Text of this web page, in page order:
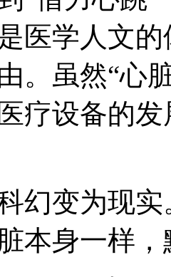
医学人文
。虽然“心
疗设备的
幻变为现
本身一样